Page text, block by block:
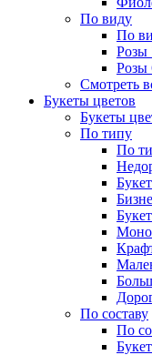
По виду
По
Розы
Розы
Смотреть
Букеты цветов
Букеты
По типу
По
По составу
По